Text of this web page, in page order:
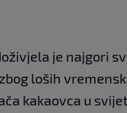
je najgori
loših
kakaovca u